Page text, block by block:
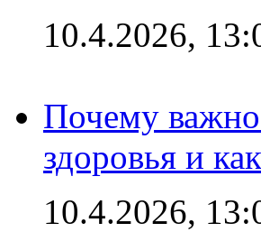
10.4.2026,
Почему
здоровья и
10.4.2026,